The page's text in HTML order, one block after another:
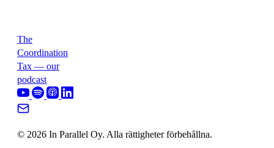
The
Coordination
Tax — our
podcast
© 2026 In Parallel Oy. Alla rättigheter förbehållna.